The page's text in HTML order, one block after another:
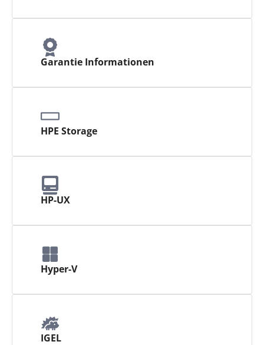
Garantie Informationen
HPE Storage
HP-UX
Hyper-V
IGEL